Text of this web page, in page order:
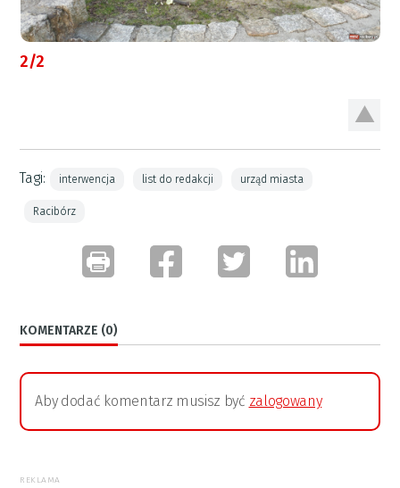
2/2
Tagi: interwencja list do redakcji urząd miasta
Racibórz
KOMENTARZE (0)
Aby dodać komentarz musisz być zalogowany
REKLAMA